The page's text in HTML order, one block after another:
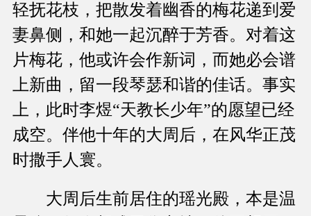
轻抚花枝，把散发着幽香的梅花递到爱
妻鼻侧，和她一起沉醉于芳香。对着这
片梅花，他或许会作新词，而她必会谱
上新曲，留一段琴瑟和谐的佳话。事实
上，此时李煜“天教长少年”的愿望已经
成空。伴他十年的大周后，在风华正茂
时撒手人寰。
大周后生前居住的瑶光殿，本是温